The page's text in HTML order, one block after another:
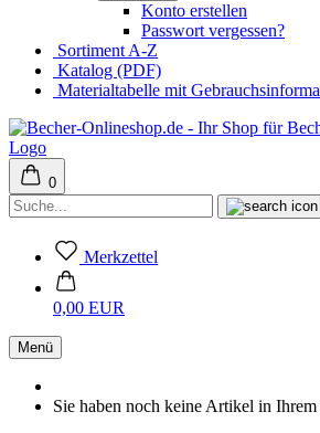
Konto erstellen
Passwort vergessen?
Sortiment A-Z
Katalog (PDF)
Materialtabelle mit
0
Merkzettel
0,00 EUR
Menü
Sie haben noch keine Artikel in